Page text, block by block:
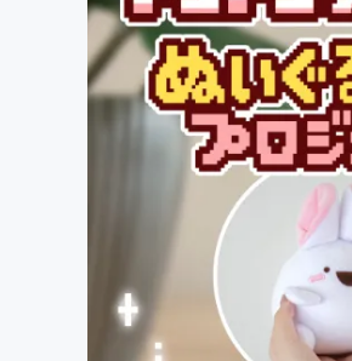
映像・映画
ビジネス・起
まちづくり・